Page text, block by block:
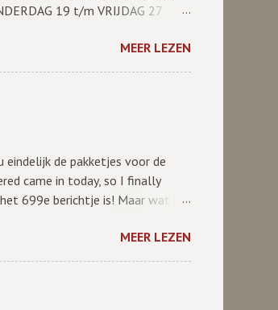
19 t/m VRIJDAG 27
MEER LEZEN
eindelijk de pakketjes voor de
came in today, so I finally
699e berichtje is! Maar wat
Zomaar, voor niets... Het enige
dat er hier een give-
MEER LEZEN